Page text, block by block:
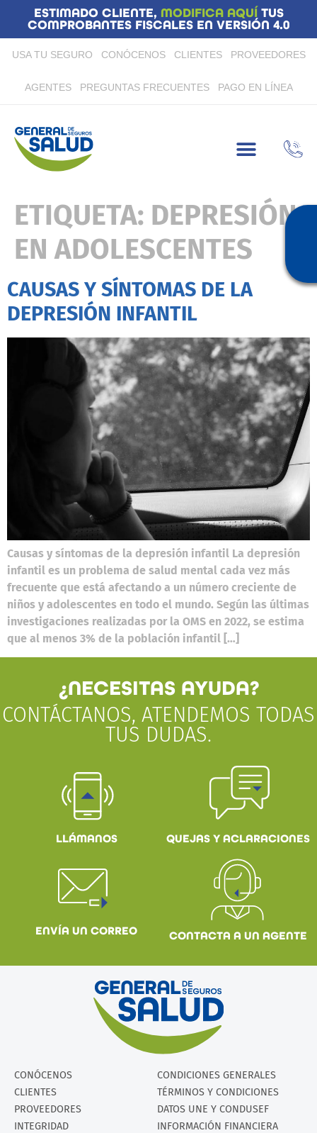
ESTIMADO CLIENTE, MODIFICA AQUÍ TUS
COMPROBANTES FISCALES EN VERSIÓN 4.0
USA TU SEGURO CONÓCENOS CLIENTES PROVEEDORES
AGENTES PREGUNTAS FRECUENTES PAGO EN LÍNEA
ETIQUETA: DEPRESIÓN
EN ADOLESCENTES
CAUSAS Y SÍNTOMAS DE LA
DEPRESIÓN INFANTIL
Causas y síntomas de la depresión infantil La depresión
infantil es un problema de salud mental cada vez más
frecuente que está afectando a un número creciente de
niños y adolescentes en todo el mundo. Según las últimas
investigaciones realizadas por la OMS en 2022, se estima
que al menos 3% de la población infantil […]
¿NECESITAS AYUDA?
CONTÁCTANOS, ATENDEMOS TODAS
TUS DUDAS.
LLÁMANOS QUEJAS Y ACLARACIONES
ENVÍA UN CORREO CONTACTA A UN AGENTE
CONÓCENOS
CLIENTES
PROVEEDORES
INTEGRIDAD
CONDICIONES GENERALES
TÉRMINOS Y CONDICIONES
DATOS UNE Y CONDUSEF
INFORMACIÓN FINANCIERA